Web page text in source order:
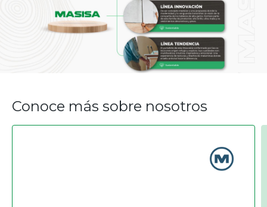
Conoce más sobre nosotros